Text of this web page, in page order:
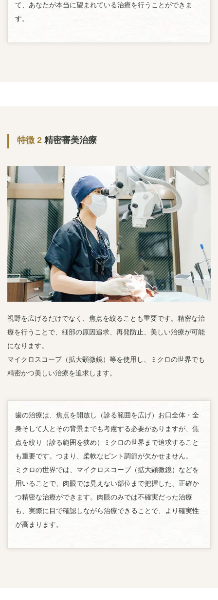
て、あなたが本当に望まれている治療を行うことができま
す。
特徴 2 精密審美治療
視野を広げるだけでなく、焦点を絞ることも重要です。精密な治
療を行うことで、細部の原因追求、再発防止、美しい治療が可能
になります。
マイクロスコープ（拡大顕微鏡）等を使用し、ミクロの世界でも
精密かつ美しい治療を追求します。
歯の治療は、焦点を開放し（診る範囲を広げ）お口全体・全
身そして人とその背景までも考慮する必要がありますが、焦
点を絞り（診る範囲を狭め）ミクロの世界まで追求すること
も重要です。つまり、柔軟なピント調節が欠かせません。
ミクロの世界では、マイクロスコープ（拡大顕微鏡）などを
用いることで、肉眼では見えない部位まで把握した、正確か
つ精密な治療ができます。肉眼のみでは不確実だった治療
も、実際に目で確認しながら治療できることで、より確実性
が高まります。